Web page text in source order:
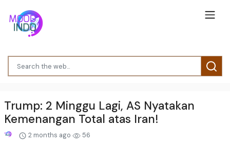
Trump: 2 Minggu Lagi, AS Nyatakan
Kemenangan Total atas Iran!
2 months ago 56